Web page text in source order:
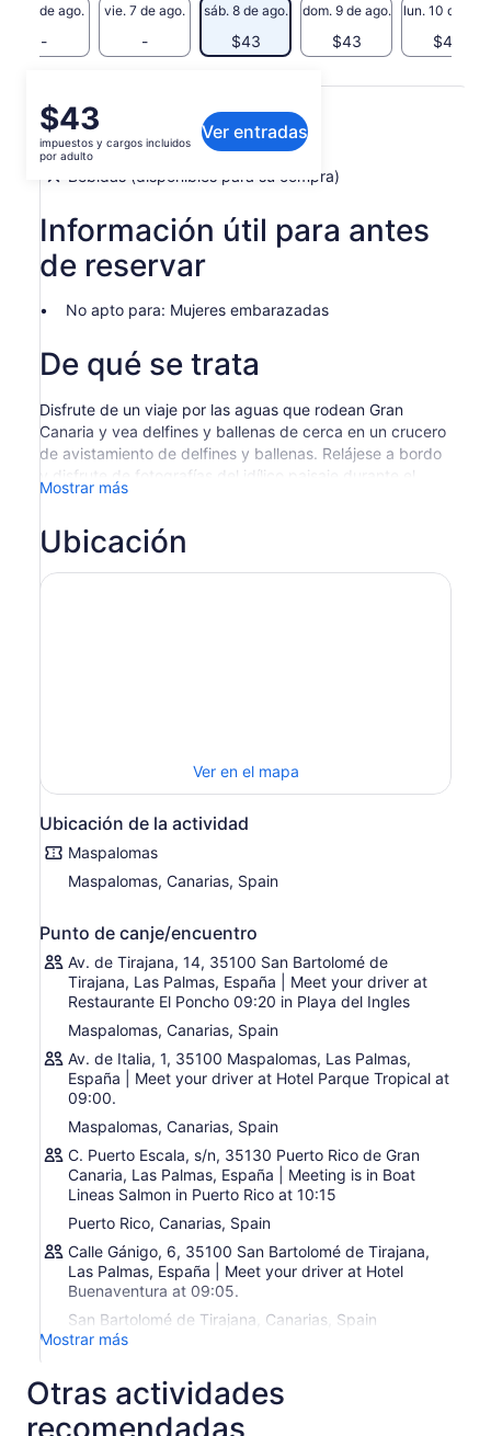
jue. 6 de ago.
-
vie. 7 de ago.
-
sáb. 8 de ago.
$43
dom. 9 de ago.
$43
lun. 10 de ago.
$43
El
precio
es
de
por
adulto
$43
impuestos y cargos incluidos
por adulto
Ver entradas
Qué incluye o no
Viaje en barco
Bebidas (disponibles para su compra)
Información útil para antes
de reservar
No apto para: Mujeres embarazadas
De qué se trata
Disfrute de un viaje por las aguas que rodean Gran
Canaria y vea delfines y ballenas de cerca en un crucero
de avistamiento de delfines y ballenas. Relájese a bordo
y disfrute de fotografías del idílico paisaje durante el
viaje.
mientras está en el bote para que pueda experimentar su
mientras ves jugar ballenas y delfines.
Mostrar más
Ubicación
Ver en el mapa
Ubicación de la actividad
Maspalomas
Maspalomas, Canarias, Spain
Punto de canje/encuentro
Av. de Tirajana, 14, 35100 San Bartolomé de
Tirajana, Las Palmas, España | Meet your driver at
Restaurante El Poncho 09:20 in Playa del Ingles
Maspalomas, Canarias, Spain
Av. de Italia, 1, 35100 Maspalomas, Las Palmas,
España | Meet your driver at Hotel Parque Tropical at
09:00.
Maspalomas, Canarias, Spain
C. Puerto Escala, s/n, 35130 Puerto Rico de Gran
Canaria, Las Palmas, España | Meeting is in Boat
Lineas Salmon in Puerto Rico at 10:15
Puerto Rico, Canarias, Spain
Calle Gánigo, 6, 35100 San Bartolomé de Tirajana,
Las Palmas, España | Meet your driver at Hotel
Buenaventura at 09:05.
San Bartolomé de Tirajana, Canarias, Spain
Mostrar más
Otras actividades
recomendadas